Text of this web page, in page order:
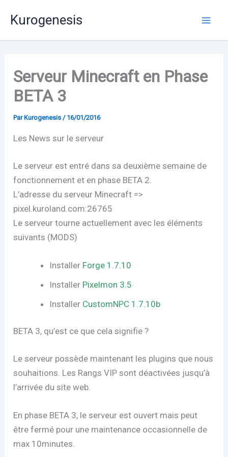
Kurogenesis
Serveur Minecraft en Phase
BETA 3
Par Kurogenesis/ 16/01/2016
Les News sur le serveur
Le serveur est entré dans sa deuxième semaine de
fonctionnement et en phase BETA 2.
L’adresse du serveur Minecraft =>
pixel.kuroland.com:26765
Le serveur tourne actuellement avec les éléments
suivants (MODS)
Installer Forge 1.7.10
Installer Pixelmon 3.5
Installer CustomNPC 1.7.10b
BETA 3, qu’est ce que cela signifie ?
Le serveur possède maintenant les plugins que nous
souhaitions. Les Rangs VIP sont déactivées jusqu’à
l’arrivée du site web.
En phase BETA 3, le serveur est ouvert mais peut
être fermé pour une maintenance occasionnelle de
max 10minutes.